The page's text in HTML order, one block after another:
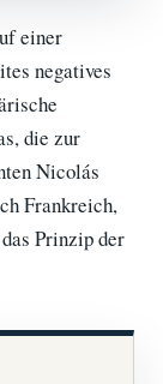
einer
negatives
die zur
Nicolás
Frankreich,
Prinzip der